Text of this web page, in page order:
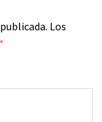
Los
*